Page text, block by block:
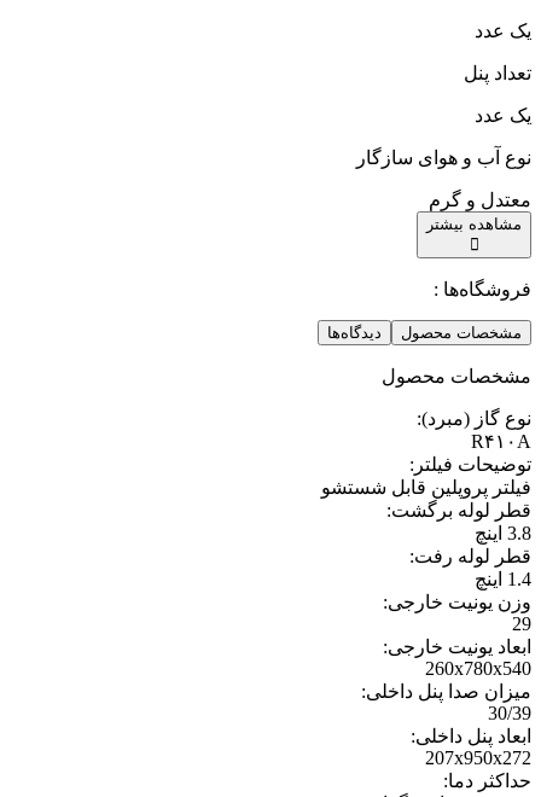
یک عدد
تعداد پنل
یک عدد
نوع آب و هوای سازگار
معتدل و گرم
مشاهده بیشتر
فروشگاه‌ها :
مشخصات محصول دیدگاه‌ها
مشخصات محصول
نوع گاز (مبرد):
R۴۱۰A
توضیحات فیلتر :
فیلتر پروپلین قابل شستشو
قطر لوله برگشت:
3.8 اینچ
قطر لوله رفت:
1.4 اینچ
وزن یونیت خارجی:
29
ابعاد یونیت خارجی:
260x780x540
میزان صدا پنل داخلی:
30/39
ابعاد پنل داخلی:
207x950x272
حداکثر دما: